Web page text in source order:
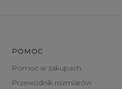
POMOC
Pomoc w zakupach
Przewodnik rozmiarów